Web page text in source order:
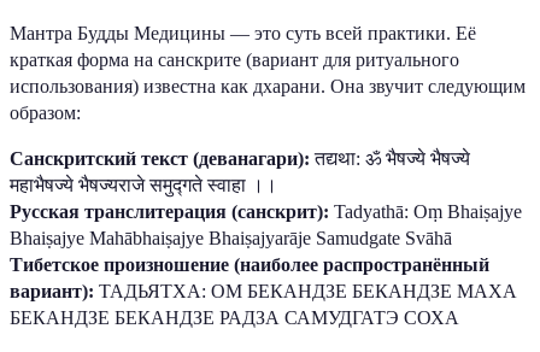
Мантра Будды Медицины — это суть всей практики. Её
краткая форма на санскрите (вариант для ритуального
использования) известна как дхарани. Она звучит следующим
образом:
Санскритский текст (деванагари): तद्यथा: ॐ भैषज्ये भैषज्ये
महाभैषज्ये भैषज्यराजे समुद्गते स्वाहा ।।
Русская транслитерация (санскрит): Tadyathā: Oṃ Bhaiṣajye
Bhaiṣajye Mahābhaiṣajye Bhaiṣajyarāje Samudgate Svāhā
Тибетское произношение (наиболее распространённый
вариант): ТАДЬЯТХА: ОМ БЕКАНДЗЕ БЕКАНДЗЕ МАХА
БЕКАНДЗЕ БЕКАНДЗЕ РАДЗА САМУДГАТЭ СОХА